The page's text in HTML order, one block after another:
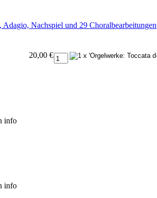
Nachspiel und 29 Choralbearbeitungen
20,00 €
info
info